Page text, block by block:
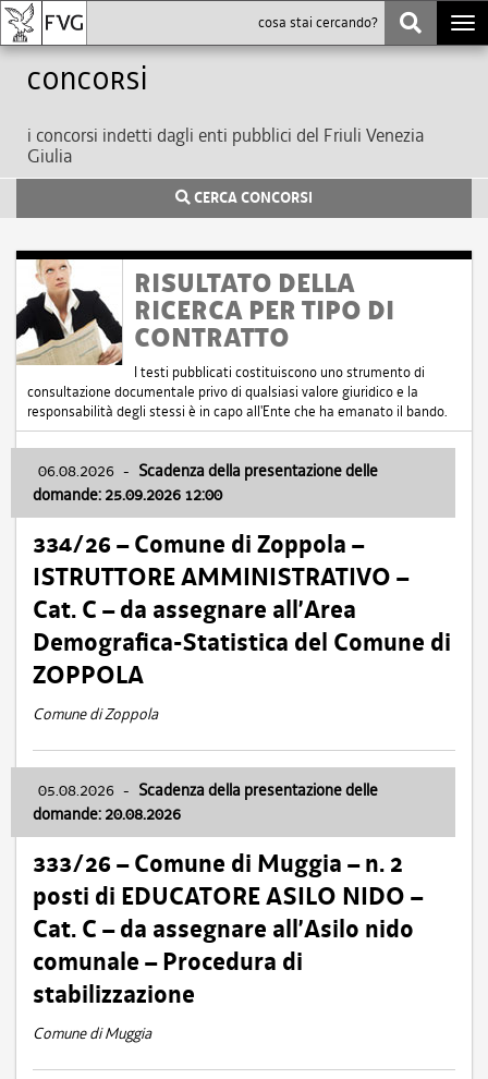
Concorsi
i concorsi indetti dagli enti pubblici del Friuli Venezia
Giulia
CERCA CONCORSI
RISULTATO DELLA
RICERCA PER TIPO DI
CONTRATTO
I testi pubblicati costituiscono uno strumento di
consultazione documentale privo di qualsiasi valore giuridico e la
responsabilità degli stessi è in capo all'Ente che ha emanato il bando.
06.08.2026 - Scadenza della presentazione delle
domande: 25.09.2026 12:00
334/26 – Comune di Zoppola –
ISTRUTTORE AMMINISTRATIVO –
Cat. C – da assegnare all’Area
Demografica-Statistica del Comune di
ZOPPOLA
Comune di Zoppola
05.08.2026 - Scadenza della presentazione delle
domande: 20.08.2026
333/26 – Comune di Muggia – n. 2
posti di EDUCATORE ASILO NIDO –
Cat. C – da assegnare all’Asilo nido
comunale – Procedura di
stabilizzazione
Comune di Muggia